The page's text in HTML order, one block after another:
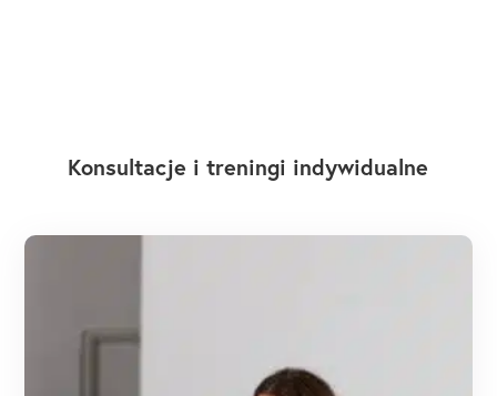
Konsultacje i treningi indywidualne